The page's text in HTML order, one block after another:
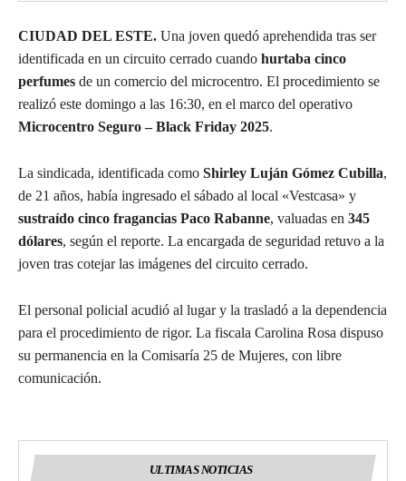
CIUDAD DEL ESTE. Una joven quedó aprehendida tras ser
identificada en un circuito cerrado cuando hurtaba cinco
perfumes de un comercio del microcentro. El procedimiento se
realizó este domingo a las 16:30, en el marco del operativo
Microcentro Seguro – Black Friday 2025.
La sindicada, identificada como Shirley Luján Gómez Cubilla,
de 21 años, había ingresado el sábado al local «Vestcasa» y
sustraído cinco fragancias Paco Rabanne, valuadas en 345
dólares, según el reporte. La encargada de seguridad retuvo a la
joven tras cotejar las imágenes del circuito cerrado.
El personal policial acudió al lugar y la trasladó a la dependencia
para el procedimiento de rigor. La fiscala Carolina Rosa dispuso
su permanencia en la Comisaría 25 de Mujeres, con libre
comunicación.
ULTIMAS NOTICIAS